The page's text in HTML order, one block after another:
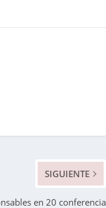
SIGUIENTE
en 20 conferencia